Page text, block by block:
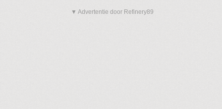
▼ Advertentie door Refinery89